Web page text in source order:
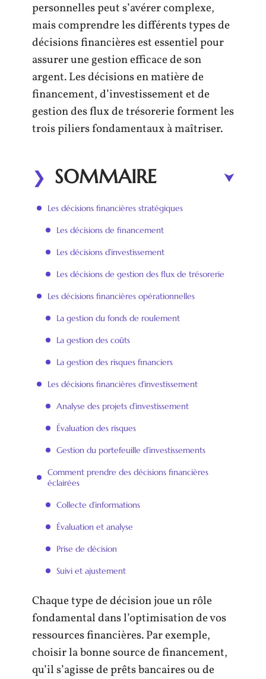
personnelles peut s’avérer complexe,
mais comprendre les différents types de
décisions financières est essentiel pour
assurer une gestion efficace de son
argent. Les décisions en matière de
financement, d’investissement et de
gestion des flux de trésorerie forment les
trois piliers fondamentaux à maîtriser.
SOMMAIRE
Les décisions financières stratégiques
Les décisions de financement
Les décisions d’investissement
Les décisions de gestion des flux de trésorerie
Les décisions financières opérationnelles
La gestion du fonds de roulement
La gestion des coûts
La gestion des risques financiers
Les décisions financières d’investissement
Analyse des projets d’investissement
Évaluation des risques
Gestion du portefeuille d’investissements
Comment prendre des décisions financières
éclairées
Collecte d’informations
Évaluation et analyse
Prise de décision
Suivi et ajustement
Chaque type de décision joue un rôle
fondamental dans l’optimisation de vos
ressources financières. Par exemple,
choisir la bonne source de financement,
qu’il s’agisse de prêts bancaires ou de